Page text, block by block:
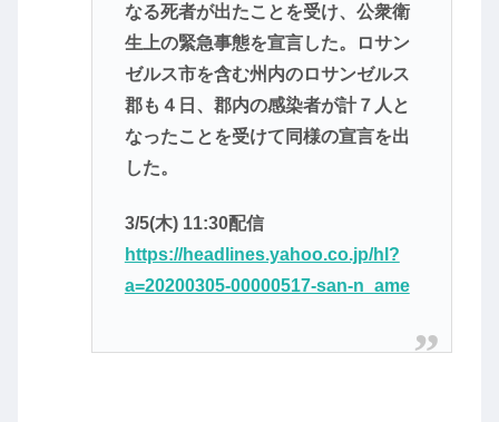
なる死者が出たことを受け、公衆衛
生上の緊急事態を宣言した。ロサン
ゼルス市を含む州内のロサンゼルス
郡も４日、郡内の感染者が計７人と
なったことを受けて同様の宣言を出
した。
3/5(木) 11:30配信
https://headlines.yahoo.co.jp/hl?
a=20200305-00000517-san-n_ame